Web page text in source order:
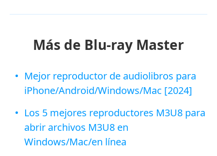
Más de Blu-ray Master
Mejor reproductor de audiolibros para
iPhone/Android/Windows/Mac [2024]
Los 5 mejores reproductores M3U8 para
abrir archivos M3U8 en
Windows/Mac/en línea